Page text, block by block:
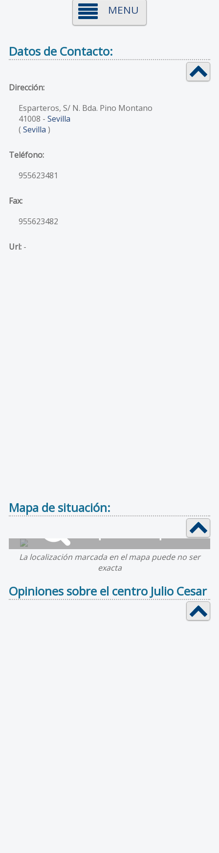
MENU
Datos de Contacto:
Dirección:
Esparteros, S/ N. Bda. Pino Montano
41008 - Sevilla
( Sevilla )
Teléfono:
955623481
Fax:
955623482
Url:-
Mapa de situación:
La localización marcada en el mapa puede no ser
exacta
Opiniones sobre el centro Julio Cesar